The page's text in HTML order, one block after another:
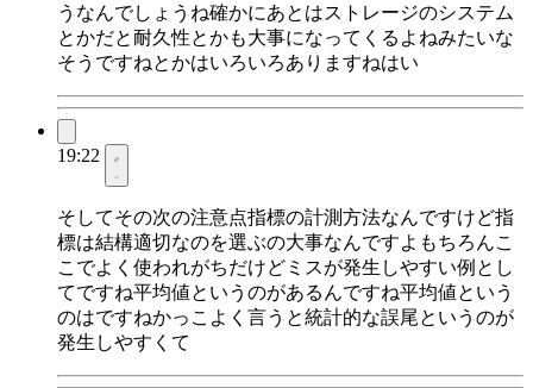
うなんでしょうね確かにあとはストレージのシステム
とかだと耐久性とかも大事になってくるよねみたいな
そうですねとかはいろいろありますねはい
19:22
そしてその次の注意点指標の計測方法なんですけど指
標は結構適切なのを選ぶの大事なんですよもちろんこ
こでよく使われがちだけどミスが発生しやすい例とし
てですね平均値というのがあるんですね平均値という
のはですねかっこよく言うと統計的な誤尾というのが
発生しやすくて